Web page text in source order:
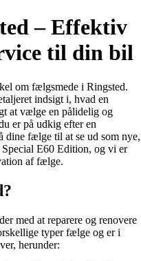
– Effektiv
til din bil
om fælgsmede i Ringsted.
indsigt i, hvad en
at vælge en pålidelig og
er på udkig efter en
fælge til at se ud som nye,
E60 Edition, og vi er
af fælge.
med at reparere og renovere
typer fælge og er i
herunder: